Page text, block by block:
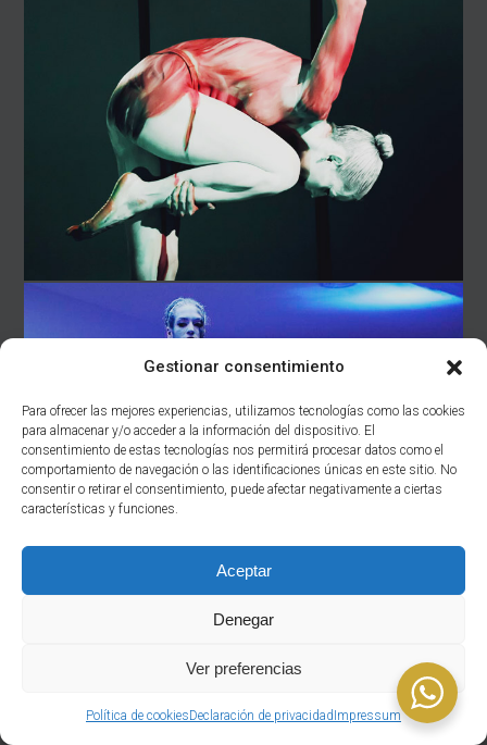
Gestionar consentimiento
Para ofrecer las mejores experiencias, utilizamos tecnologías como las cookies
para almacenar y/o acceder a la información del dispositivo. El
consentimiento de estas tecnologías nos permitirá procesar datos como el
comportamiento de navegación o las identificaciones únicas en este sitio. No
consentir o retirar el consentimiento, puede afectar negativamente a ciertas
características y funciones.
Aceptar
Denegar
Ver preferencias
Política de cookiesDeclaración de privacidad Impressum